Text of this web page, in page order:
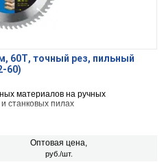
60Т, точный рез, пильный
60)
материалов на ручных
станковых пилах
Оптовая цена,
руб./шт.